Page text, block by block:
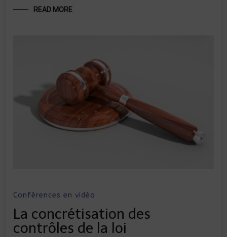
READ MORE
Conférences en vidéo
La concrétisation des
contrôles de la loi